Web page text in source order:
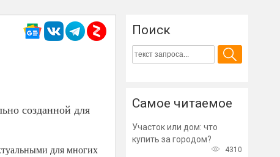
созданной для
для многих
Поиск
Самое читаемое
Участок или дом: что
купить за городом?
4310